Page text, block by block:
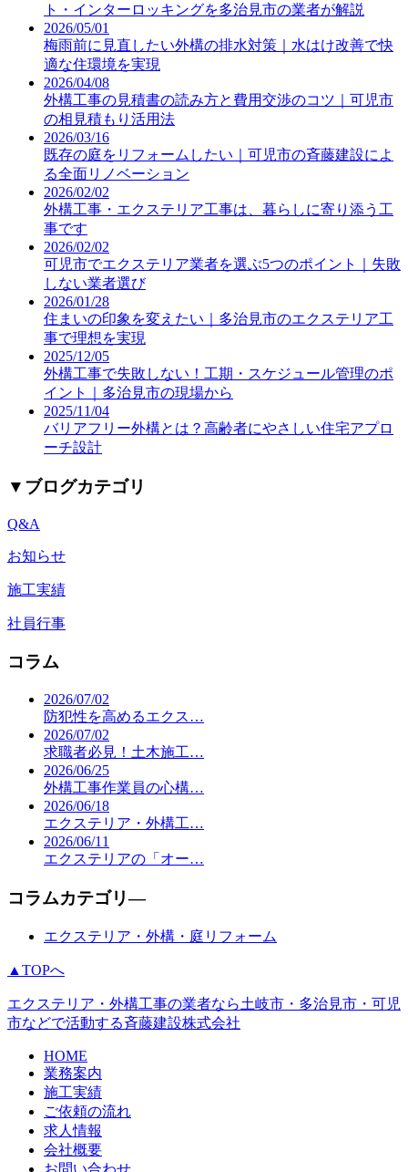
ト・インターロッキングを多治見市の業者が解説
2026/05/01
梅雨前に見直したい外構の排水対策｜水はけ改善で快
適な住環境を実現
2026/04/08
外構工事の見積書の読み方と費用交渉のコツ｜可児市
の相見積もり活用法
2026/03/16
既存の庭をリフォームしたい｜可児市の斉藤建設によ
る全面リノベーション
2026/02/02
外構工事・エクステリア工事は、暮らしに寄り添う工
事です
2026/02/02
可児市でエクステリア業者を選ぶ5つのポイント｜失敗
しない業者選び
2026/01/28
住まいの印象を変えたい｜多治見市のエクステリア工
事で理想を実現
2025/12/05
外構工事で失敗しない！工期・スケジュール管理のポ
イント｜多治見市の現場から
2025/11/04
バリアフリー外構とは？高齢者にやさしい住宅アプロ
ーチ設計
▼ ブログカテゴリ
Q&A
お知らせ
施工実績
社員行事
コラム
2026/07/02
防犯性を高めるエクス…
2026/07/02
求職者必見！土木施工…
2026/06/25
外構工事作業員の心構…
2026/06/18
エクステリア・外構工…
2026/06/11
エクステリアの「オー…
コラムカテゴリ―
エクステリア・外構・庭リフォーム
▲TOPへ
エクステリア・外構工事の業者なら土岐市・多治見市・可児
市などで活動する斉藤建設株式会社
HOME
業務案内
施工実績
ご依頼の流れ
求人情報
会社概要
お問い合わせ